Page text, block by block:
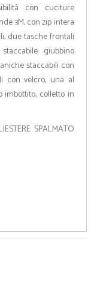
con cuciture
3M, con zip intera
due tasche frontali
giubbino
staccabili con
con velcro, una al
imbottito, colletto in
SPALMATO